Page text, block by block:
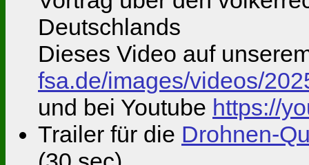
Deutschlands
Dieses Video auf
fsa.de/images/videos/
und bei Youtube https://
Trailer für die Drohnen-